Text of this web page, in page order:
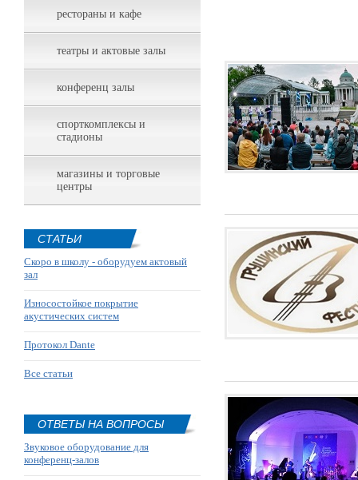
рестораны и кафе
театры и актовые залы
конференц залы
спорткомплексы и
стадионы
магазины и торговые
центры
СТАТЬИ
Скоро в школу - оборудуем актовый
зал
Износостойкое покрытие
акустических систем
Протокол Dante
Все статьи
ОТВЕТЫ НА ВОПРОСЫ
Звуковое оборудование для
конференц-залов